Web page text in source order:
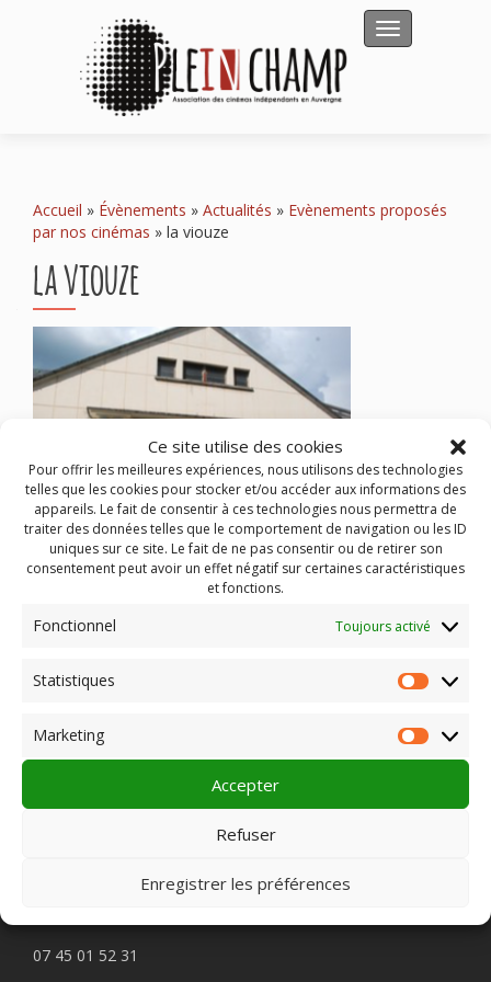
Ce site utilise des cookies
Pour offrir les meilleures expériences, nous utilisons des technologies
telles que les cookies pour stocker et/ou accéder aux informations des
appareils. Le fait de consentir à ces technologies nous permettra de
traiter des données telles que le comportement de navigation ou les ID
uniques sur ce site. Le fait de ne pas consentir ou de retirer son
consentement peut avoir un effet négatif sur certaines caractéristiques
et fonctions.
Fonctionnel Toujours activé
Statistiques
Marketing
Accepter
Refuser
Enregistrer les préférences
Afficher/
Accueil » Évènements » Actualités » Evènements proposés
par nos cinémas » la viouze
la viouze
Pôle 22 bis impasse Bonnabaud
63000 Clermont-Ferrand
07 45 01 52 31